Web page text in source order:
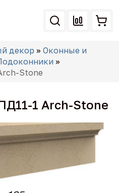
декор » Оконные и
»
Stone
1 Arch-Stone